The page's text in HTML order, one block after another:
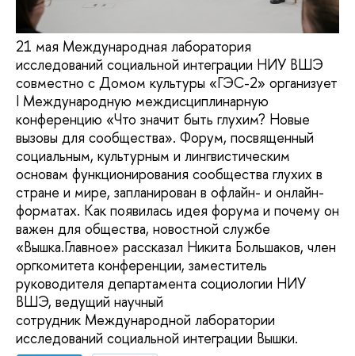
21 мая Международная лаборатория
исследований социальной интеграции НИУ ВШЭ
совместно с Домом культуры «ГЭС-2» организует
I Международную междисциплинарную
конференцию «Что значит быть глухим? Новые
вызовы для сообщества». Форум, посвященный
социальным, культурным и лингвистическим
основам функционирования сообщества глухих в
стране и мире, запланирован в офлайн- и онлайн-
форматах. Как появилась идея форума и почему он
важен для общества, новостной службе
«Вышка.Главное» рассказал Никита Большаков, член
оргкомитета конференции, заместитель
руководителя департамента социологии НИУ
ВШЭ, ведущий научный
сотрудник Международной лаборатории
исследований социальной интеграции Вышки.